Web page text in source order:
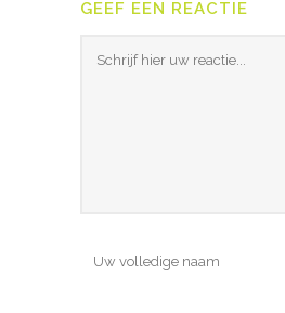
GEEF EEN REACTIE